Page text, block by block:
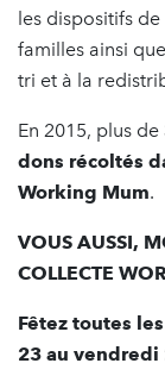
les dispositifs
familles ainsi
tri et à la
En 2015, plus de
dons récoltés
Working Mum.
VOUS AUSSI,
COLLECTE
Fêtez toutes
23 au vendredi